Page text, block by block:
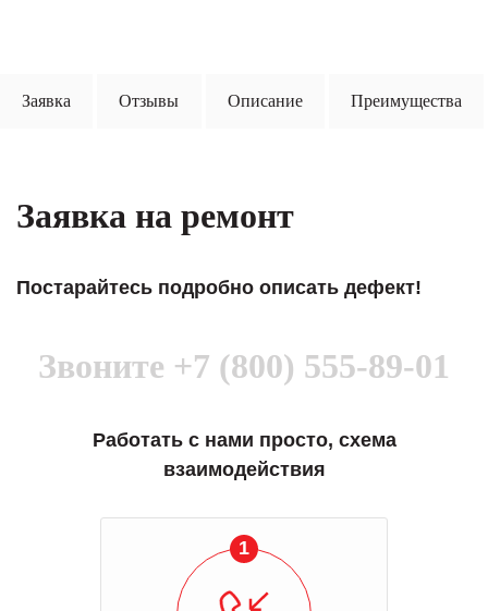
Заявка Отзывы Описание Преимущества
Заявка на ремонт
Постарайтесь подробно описать дефект!
Звоните +7 (800) 555-89-01
Работать с нами просто, схема
взаимодействия
1